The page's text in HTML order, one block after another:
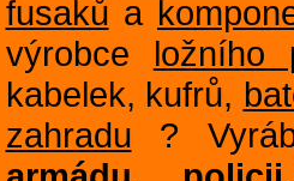
fusaků a
výrobce ložního
kabelek, kufrů,
zahradu ?